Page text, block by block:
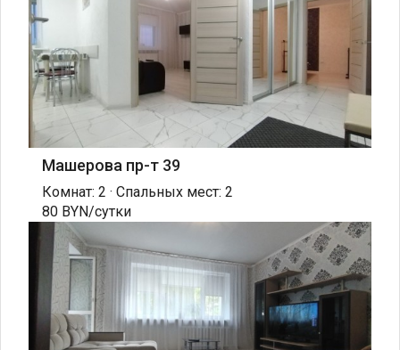
Машерова пр-т 39
Комнат: 2 · Спальных мест: 2
80 BYN/сутки